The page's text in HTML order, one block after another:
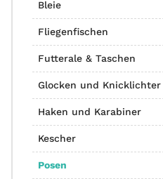
Bleie
Fliegenfischen
Futterale & Taschen
Glocken und Knicklichter
Haken und Karabiner
Kescher
Posen